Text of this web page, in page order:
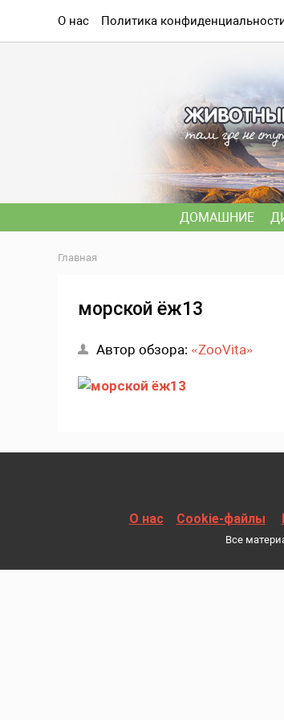
О нас Политика
ДОМАШНИЕ
Главная
морской ёж13
Автор обзора: «ZooVita»
О нас
Cookie-файлы
Все